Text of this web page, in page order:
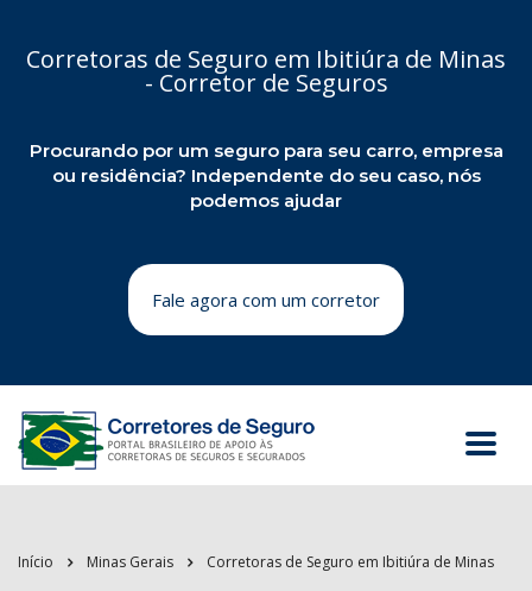
Corretoras de Seguro em Ibitiúra de Minas
- Corretor de Seguros
Procurando por um seguro para seu carro, empresa
ou residência? Independente do seu caso, nós
podemos ajudar
Fale agora com um corretor
Início Minas Gerais Corretoras de Seguro em Ibitiúra de Minas